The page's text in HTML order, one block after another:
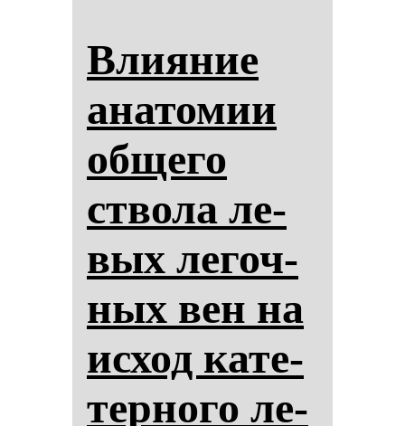
Вли­яние
ана­то­мии
об­ще­го
ство­ла ле­
вых ле­гоч­
ных вен на
ис­ход ка­те­
тер­но­го ле­